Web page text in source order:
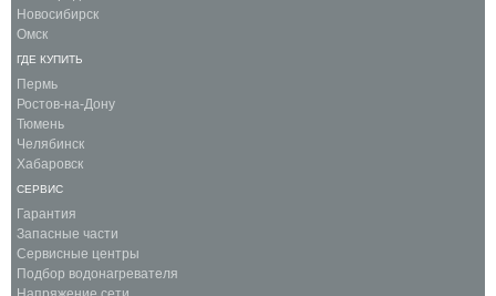
Новосибирск
Омск
ГДЕ КУПИТЬ
Пермь
Ростов-на-Дону
Тюмень
Челябинск
Хабаровск
СЕРВИС
Гарантия
Запасные части
Сервисные центры
Подбор водонагревателя